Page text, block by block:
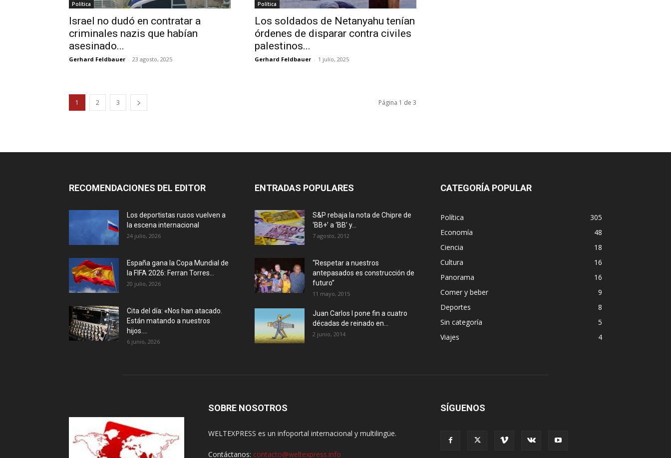
Política
Israel no dudó en contratar a
criminales nazis que habían
asesinado...
Gerhard Feldbauer - 23 agosto, 2025
Política
Los soldados de Netanyahu tenían
órdenes de disparar contra civiles
palestinos...
Gerhard Feldbauer - 1 julio, 2025
1 2 3 Página 1 de 3
RECOMENDACIONES DEL EDITOR
Los deportistas rusos vuelven a
la escena internacional
24 julio, 2026
España gana la Copa Mundial de
la FIFA 2026: Ferran Torres...
20 julio, 2026
Cita del día: «Nos han atacado.
Están matando a nuestros
hijos....
6 junio, 2026
ENTRADAS POPULARES
S&P rebaja la nota de Chipre de
‘BB+’ a ‘ВВ’ y...
7 agosto, 2012
“Respetar a nuestros
antepasados es construcción de
futuro”
11 mayo, 2015
Juan Carlos I pone fin a cuatro
décadas de reinado en...
2 junio, 2014
CATEGORÍA POPULAR
Política
305
Economía
48
Ciencia
18
Cultura
16
Panorama
16
Comer y beber
9
Deportes
8
Sin categoría
5
Viajes
4
SOBRE NOSOTROS
WELTEXPRESS es un infoportal internacional y multilingüe.
Contáctanos: contacto@weltexpress.info
SÍGUENOS